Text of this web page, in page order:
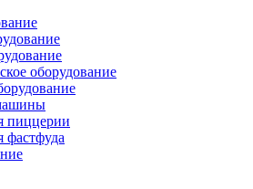
оборудование
пиццерии
фастфуда